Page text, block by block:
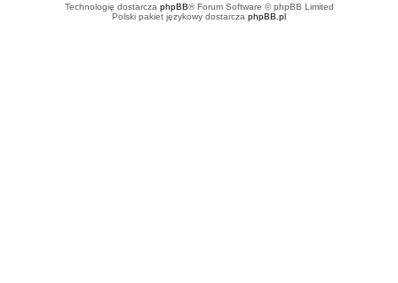
Technologię dostarcza phpBB® Forum Software © phpBB Limited
Polski pakiet językowy dostarcza phpBB.pl